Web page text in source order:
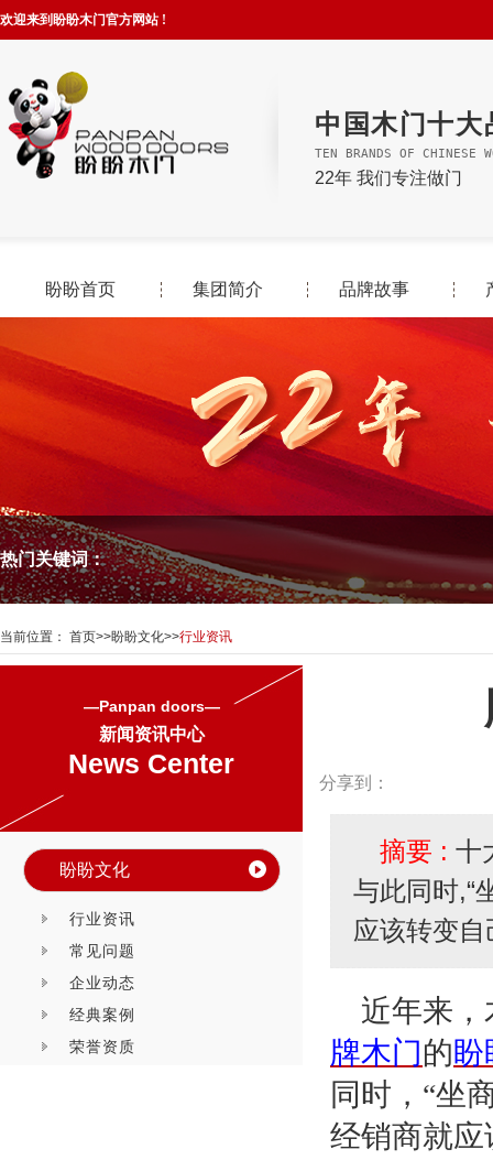
欢迎来到盼盼木门官方网站 !
中国木门十大
TEN BRANDS OF CHINESE
22年 我们专注做门
盼盼首页 集团简介 品牌故事
热门关键词：
当前位置： 首页>>盼盼文化>>行业资讯
—Panpan doors—
新闻资讯中心
News Center
盼盼文化
行业资讯
常见问题
企业动态
经典案例
荣誉资质
分享到：
摘要 : 十
与此同时,“
应该转变自
近年来
牌木门的
同时， “坐
经销商就应